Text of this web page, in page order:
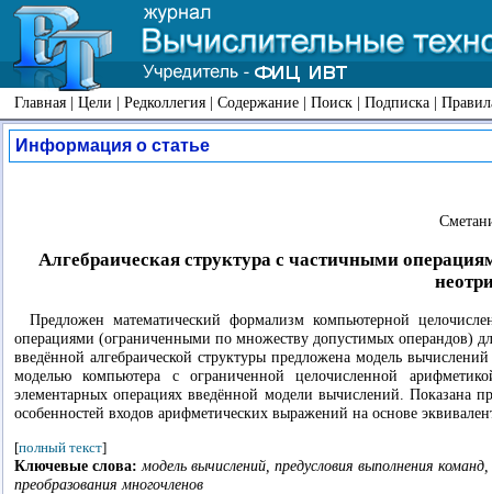
Главная | Цели | Редколлегия | Содержание | Поиск | Подписка |
Информация о статье
Алгебраическая структура с частичными
Предложен математический формализм компьютерной
операциями (ограниченными по множеству допустимых операндов)
введённой алгебраической структуры предложена модель
моделью компьютера с ограниченной целочисленной
элементарных операциях введённой модели вычислений. Показана
особенностей входов арифметических выражений на основе
[полный текст]
Ключевые слова: модель вычислений, предусловия выполнения
преобразования многочленов